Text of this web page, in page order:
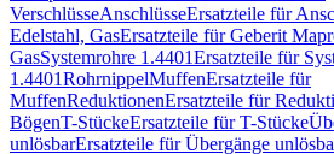
VerschlüsseAnschlüsseErsatzteile für
Edelstahl, GasErsatzteile für Geberit
GasSystemrohre 1.4401Ersatzteile für
1.4401RohrnippelMuffenErsatzteile für
MuffenReduktionenErsatzteile für
BögenT-StückeErsatzteile für T-Stücke
unlösbarErsatzteile für Übergänge